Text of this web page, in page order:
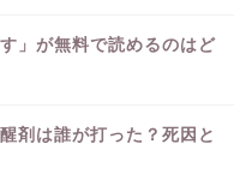
」が無料で読めるのはど
剤は誰が打った？死因と